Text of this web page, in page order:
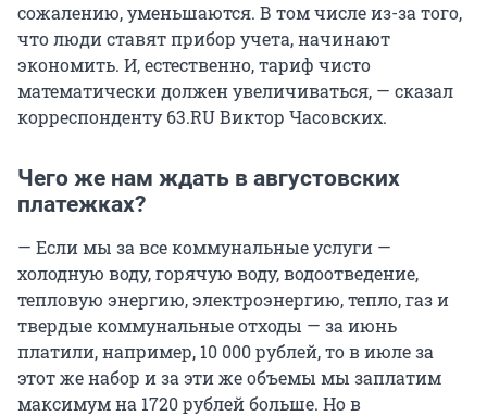
сожалению, уменьшаются. В том числе из-за того,
что люди ставят прибор учета, начинают
экономить. И, естественно, тариф чисто
математически должен увеличиваться, — сказал
корреспонденту 63.RU Виктор Часовских.
Чего же нам ждать в августовских
платежках?
— Если мы за все коммунальные услуги —
холодную воду, горячую воду, водоотведение,
тепловую энергию, электроэнергию, тепло, газ и
твердые коммунальные отходы — за июнь
платили, например, 10 000 рублей, то в июле за
этот же набор и за эти же объемы мы заплатим
максимум на 1720 рублейбольше. Но в